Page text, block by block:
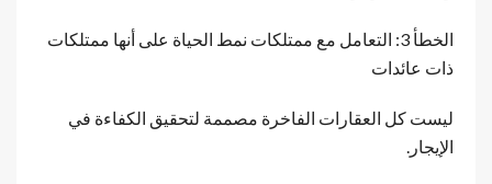
الخطأ 3: التعامل مع ممتلكات نمط الحياة على أنها ممتلكات
ذات عائدات
ليست كل العقارات الفاخرة مصممة لتحقيق الكفاءة في
الإيجار.